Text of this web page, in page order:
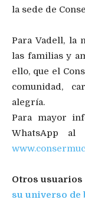
la sede de
Para Vadell, la
las familias y
ello, que el
comunidad,
alegría.
Para mayor
WhatsApp
Otros usuarios
su universo de